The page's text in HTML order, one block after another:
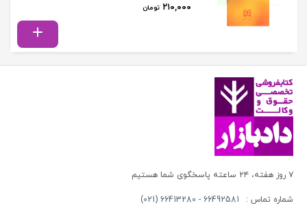
۲۱۰,۰۰۰ تومان
۷ روز هفته، ۲۴ ساعته پاسخگوی شما هستیم
شماره تماس : 66492581 - 66413280 (021)